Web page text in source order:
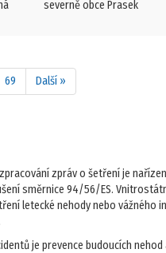
severně obce Prasek
69 Další »
zpráv o šetření je
směrnice 94/56/ES.
letecké nehody nebo
je prevence budoucích